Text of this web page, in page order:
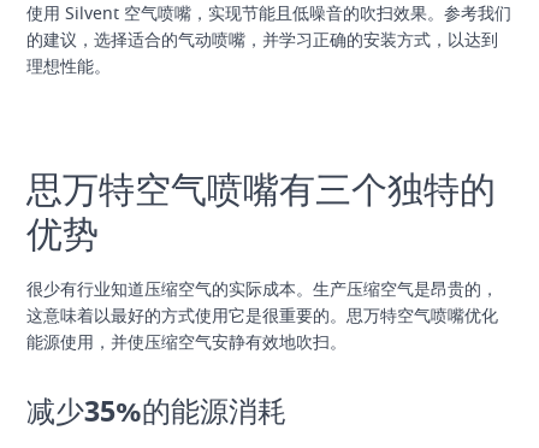
使用 Silvent 空气喷嘴，实现节能且低噪音的吹扫效果。参考我们
的建议，选择适合的气动喷嘴，并学习正确的安装方式，以达到
理想性能。
思万特空气喷嘴有三个独特的
优势
很少有行业知道压缩空气的实际成本。生产压缩空气是昂贵的，
这意味着以最好的方式使用它是很重要的。思万特空气喷嘴优化
能源使用，并使压缩空气安静有效地吹扫。
减少35%的能源消耗